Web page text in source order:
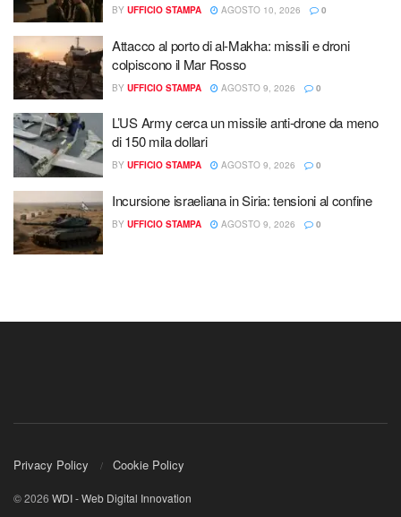
BY UFFICIO STAMPA AGOSTO 10, 2026 0
Attacco al porto di al-Makha: missili e droni
colpiscono il Mar Rosso
BY UFFICIO STAMPA AGOSTO 9, 2026 0
L’US Army cerca un missile anti-drone da meno
di 150 mila dollari
BY UFFICIO STAMPA AGOSTO 9, 2026 0
Incursione israeliana in Siria: tensioni al confine
BY UFFICIO STAMPA AGOSTO 9, 2026 0
Privacy Policy Cookie Policy
© 2026 WDI - Web Digital Innovation